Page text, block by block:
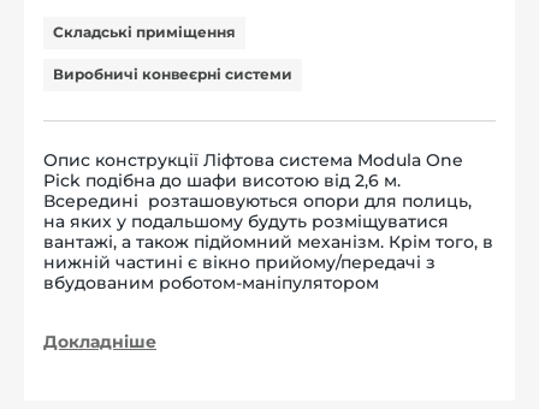
Складські приміщення
Виробничі конвеєрні системи
Опис конструкції Ліфтова система Modula One
Pick подібна до шафи висотою від 2,6 м.
Всередині розташовуються опори для полиць,
на яких у подальшому будуть розміщуватися
вантажі, а також підйомний механізм. Крім того, в
нижній частині є вікно прийому/передачі з
вбудованим роботом-маніпулятором
Докладніше